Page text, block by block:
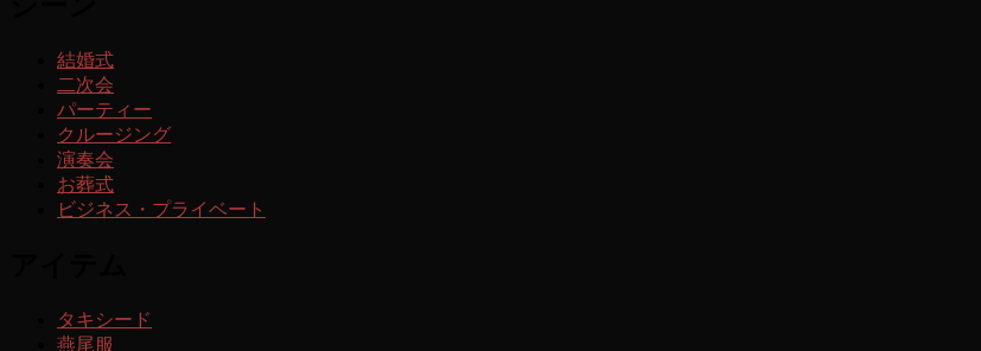
結婚式
二次会
パーティー
クルージング
演奏会
お葬式
ビジネス・プライベート
タキシード
燕尾服